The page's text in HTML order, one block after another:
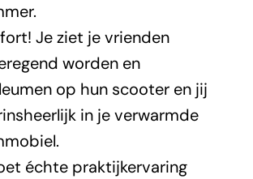
Je ziet je vrienden
worden en
op hun scooter en jij
in je verwarmde
échte praktijkervaring